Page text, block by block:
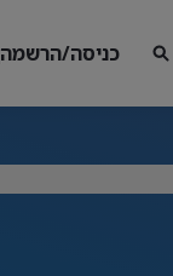
כניסה/הרשמה